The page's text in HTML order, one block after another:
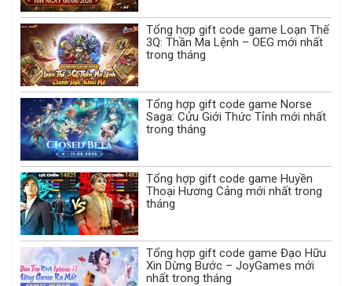
Tổng hợp gift code game Loạn Thế
3Q: Thần Ma Lệnh – OEG mới nhất
trong tháng
Tổng hợp gift code game Norse
Saga: Cửu Giới Thức Tỉnh mới nhất
trong tháng
Tổng hợp gift code game Huyền
Thoại Hương Cảng mới nhất trong
tháng
Tổng hợp gift code game Đạo Hữu
Xin Dừng Bước – JoyGames mới
nhất trong tháng